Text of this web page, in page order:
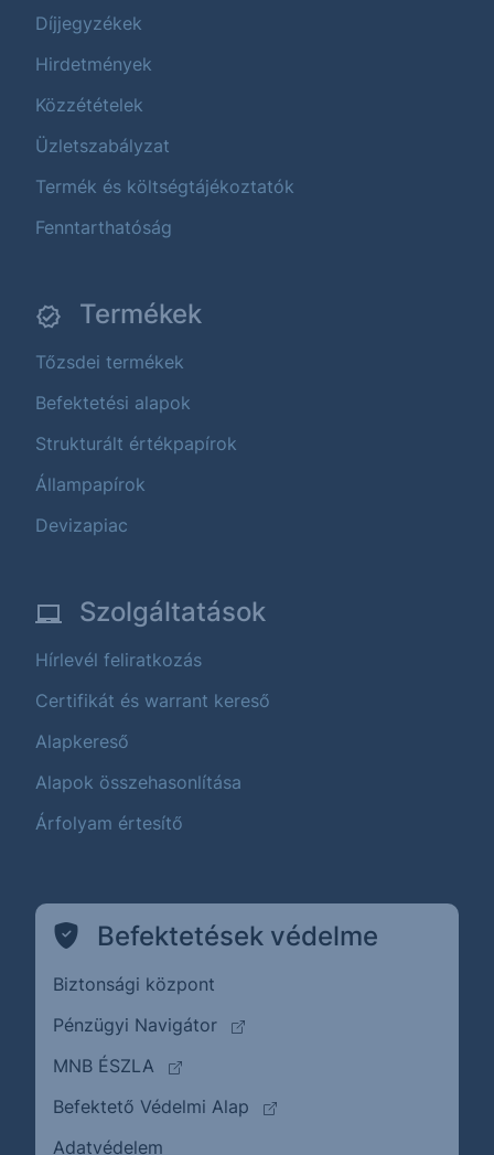
Díjjegyzékek
Hirdetmények
Közzétételek
Üzletszabályzat
Termék és költségtájékoztatók
Fenntarthatóság
Termékek
Tőzsdei termékek
Befektetési alapok
Strukturált értékpapírok
Állampapírok
Devizapiac
Szolgáltatások
Hírlevél feliratkozás
Certifikát és warrant kereső
Alapkereső
Alapok összehasonlítása
Árfolyam értesítő
Befektetések védelme
Biztonsági központ
Pénzügyi Navigátor
(külső oldalra ugrik)
MNB ÉSZLA
(külső oldalra ugrik)
Befektető Védelmi Alap
(külső oldalra ugrik)
Adatvédelem